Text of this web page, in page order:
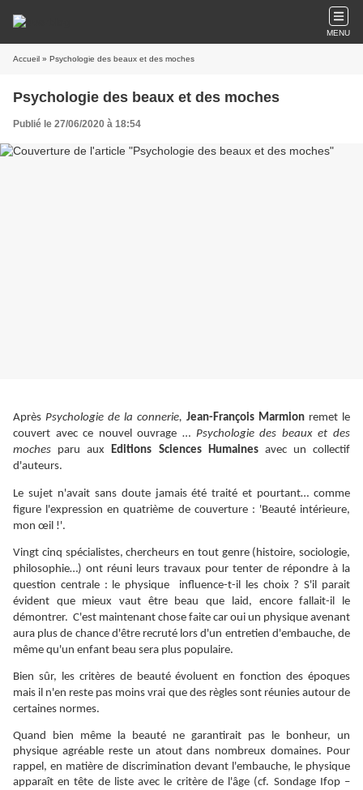
MENU
Accueil » Psychologie des beaux et des moches
Psychologie des beaux et des moches
Publié le 27/06/2020 à 18:54
Après Psychologie de la connerie, Jean-François Marmion remet le
couvert avec ce nouvel ouvrage … Psychologie des beaux et des
moches paru auxEditions Sciences Humainesavec un collectif
d'auteurs.
Le sujet n'avait sans doute jamais été traité et pourtant… comme
figure l'expression en quatrième de couverture : 'Beauté intérieure,
mon œil !'.
Vingt cinq spécialistes, chercheurs en tout genre (histoire, sociologie,
philosophie…) ont réuni leurs travaux pour tenter de répondre à la
question centrale : le physique influence-t-il les choix ? S'il parait
évident que mieux vaut être beau que laid, encore fallait-il le
démontrer. C'est maintenant chose faite car oui un physique avenant
aura plus de chance d'être recruté lors d'un entretien d'embauche, de
même qu'un enfant beau sera plus populaire.
Bien sûr, les critères de beauté évoluent en fonction des époques
mais il n'en reste pas moins vrai que des règles sont réunies autour de
certaines normes.
Quand bien même la beauté ne garantirait pas le bonheur, un
physique agréable reste un atout dans nombreux domaines. Pour
rappel, en matière de discrimination devant l'embauche, le physique
apparaît en tête de liste avec le critère de l'âge (cf. Sondage Ifop –